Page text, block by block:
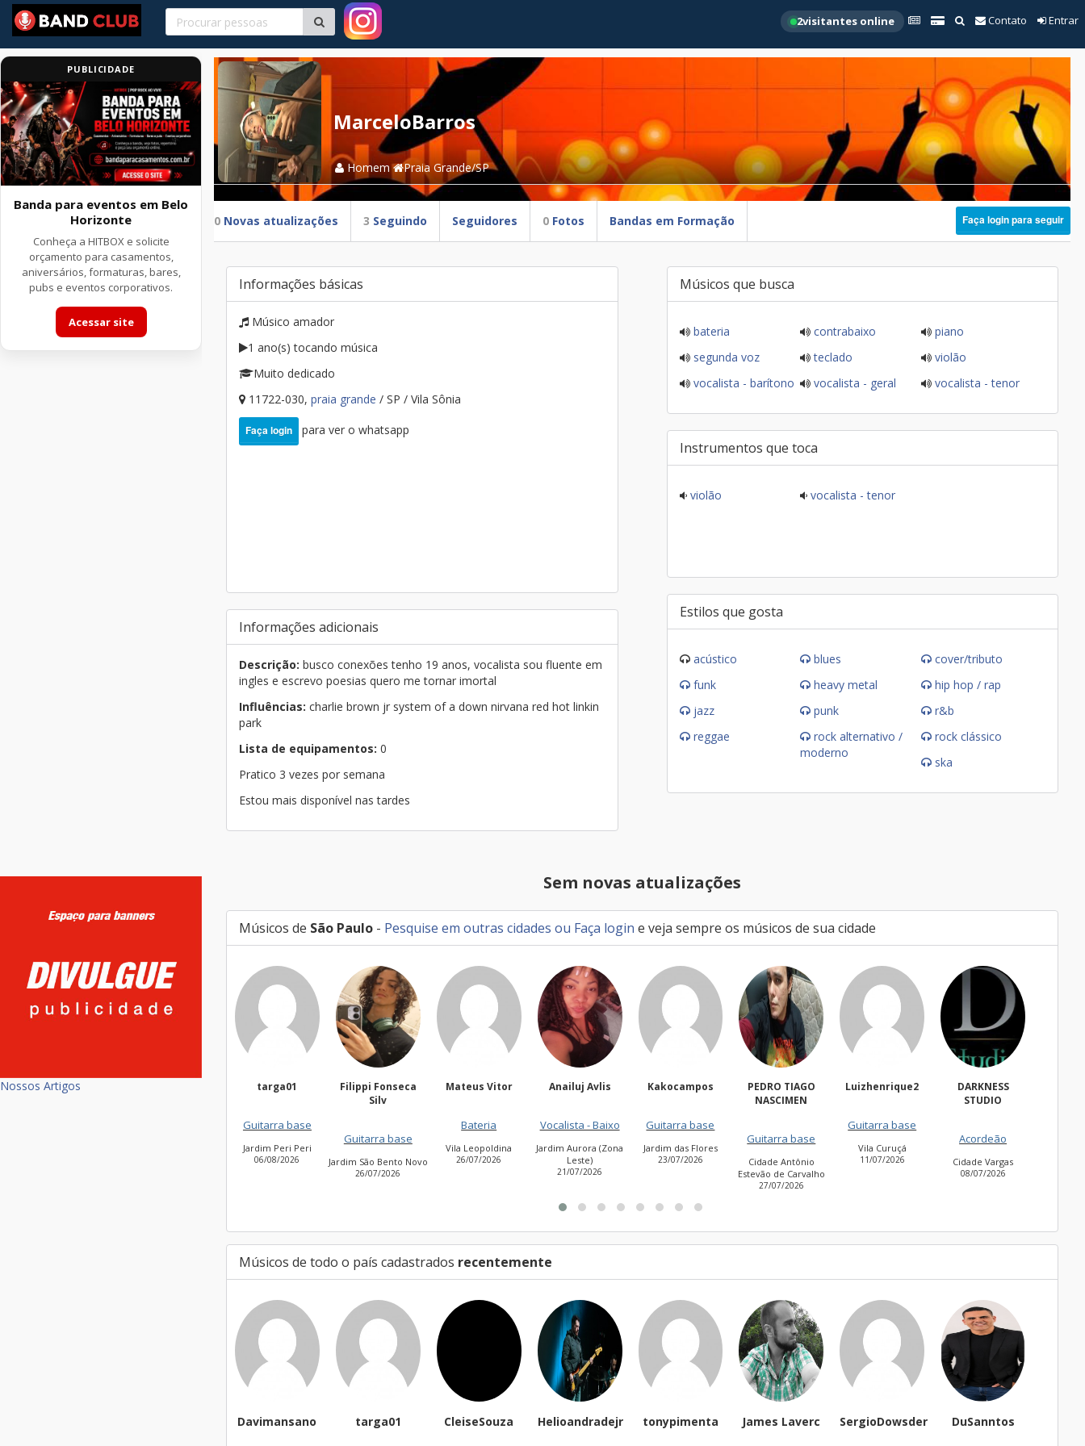
2visitantes online Contato Entrar
PUBLICIDADE
Banda para eventos em Belo
Horizonte
Conheça a HITBOX e solicite
orçamento para casamentos,
aniversários, formaturas, bares,
pubs e eventos corporativos.
Acessar site
Nossos Artigos
MarceloBarros
Homem Praia Grande/SP
0 Novas atualizações 3 Seguindo Seguidores 0 Fotos Bandas em Formação Faça login para seguir
Informações básicas
Músico amador
1 ano(s) tocando música
Muito dedicado
11722-030, praia grande / SP / Vila Sônia
Faça login para ver o whatsapp
Informações adicionais
Descrição: busco conexões tenho 19 anos, vocalista sou fluente em
ingles e escrevo poesias quero me tornar imortal
Influências: charlie brown jr system of a down nirvana red hot linkin
park
Lista de equipamentos: 0
Pratico 3 vezes por semana
Estou mais disponível nas tardes
Músicos que busca
bateria contrabaixo
piano
segunda voz
teclado
violão
vocalista - barítono
vocalista - geral vocalista - tenor
Instrumentos que toca
violão vocalista - tenor
Estilos que gosta
acústico blues
cover/tributo
funk
heavy metal
hip hop / rap
jazz
punk
r&b
reggae
rock alternativo /
moderno
rock clássico
ska
Sem novas atualizações
Músicos de São Paulo - Pesquise em outras cidades ou Faça login e veja sempre os músicos de sua cidade
Filippi Fonseca
Jardim São Bento Novo
Mateus Vitor
Vila Leopoldina
26/07/2026
Anailuj Avlis
Vocalista - Baixo
Jardim Aurora (Zona
Leste)
Kakocampos
Guitarra base
Jardim das Flores
23/07/2026
PEDRO TIAGO
Cidade Antônio
Luizhenrique2
Vila Curuçá
11/07/2026
DARKNESS
Cidade Vargas
Bacharell
Cidade Jardim
30/06/2026
Músicos de todo o país cadastrados recentemente
Davimansano targa01 CleiseSouza Helioandradejr tonypimenta James Laverc SergioDowsder DuSanntos Dom marins